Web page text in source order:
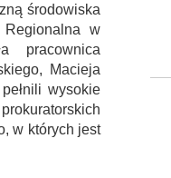
środowiska
Regionalna w
pracownica
Macieja
wysokie
w których jest